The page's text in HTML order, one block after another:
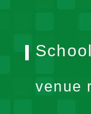
venue